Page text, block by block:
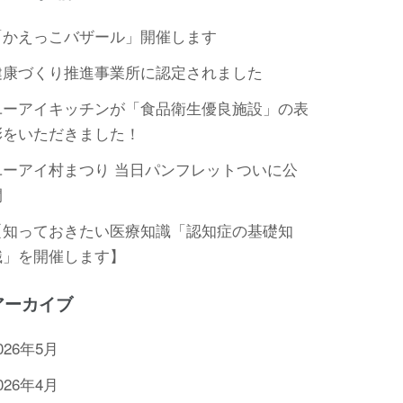
えっこバザール」開催します
づくり推進事業所に認定されました
アイキッチンが「食品衛生優良施設」の表
いただきました！
アイ村まつり 当日パンフレットついに公
っておきたい医療知識「認知症の基礎知
を開催します】
ーカイブ
年5月
年4月